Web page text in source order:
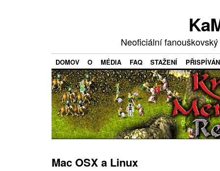
Neoficiální
DOMOV O MÉDIA FAQ STAŽENÍ
Mac OSX a Linux